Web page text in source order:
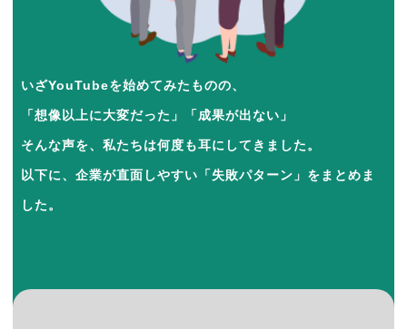
いざYouTubeを始めてみたものの、
「想像以上に大変だった」「成果が出ない」
そんな声を、私たちは何度も耳にしてきました。
以下に、企業が直面しやすい「失敗パターン」をまとめま
した。